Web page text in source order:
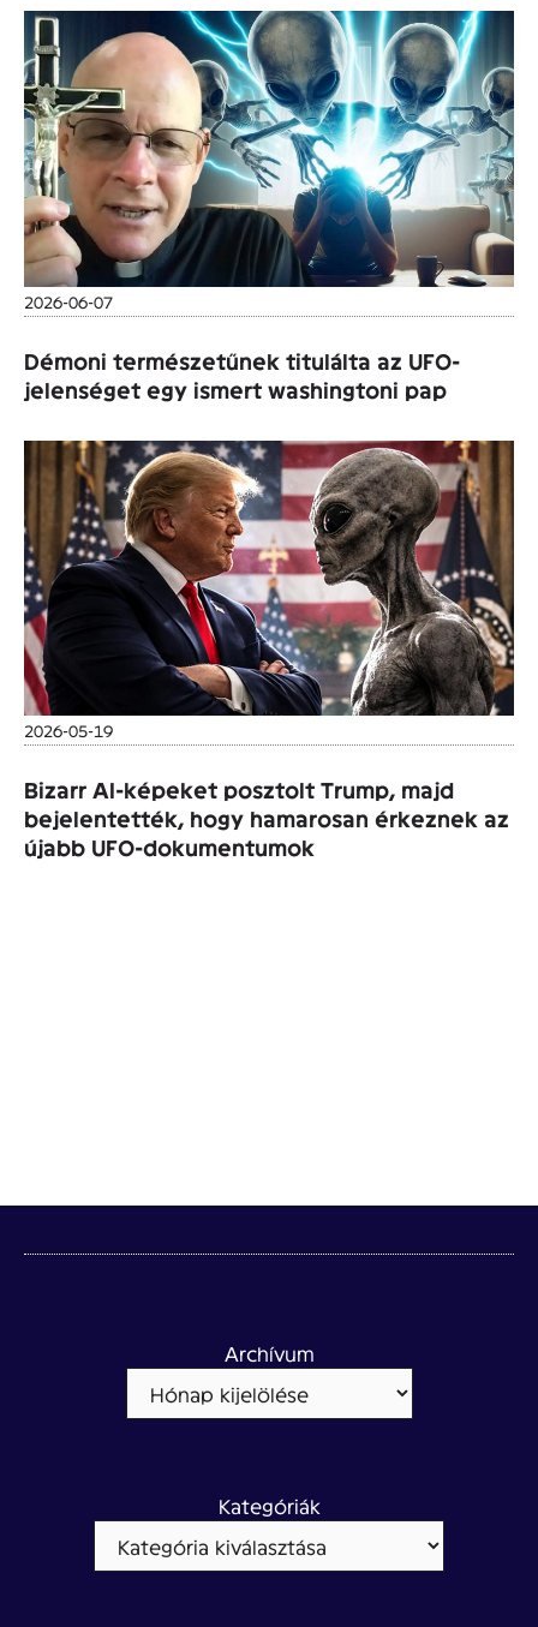
2026-06-07
Démoni természetűnek titulálta az UFO-
jelenséget egy ismert washingtoni pap
2026-05-19
Bizarr AI-képeket posztolt Trump, majd
bejelentették, hogy hamarosan érkeznek az
újabb UFO-dokumentumok
Archívum
Kategóriák